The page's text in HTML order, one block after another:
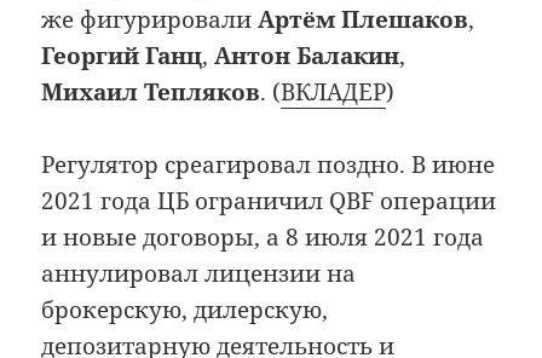
же фигурировалиАртём Плешаков,
Георгий Ганц,Антон Балакин,
Михаил Тепляков. (ВКЛАДЕР)
Регулятор среагировал поздно. В июне
2021 года ЦБ ограничил QBF операции
и новые договоры, а 8 июля 2021 года
аннулировал лицензии на
брокерскую, дилерскую,
депозитарную деятельность и